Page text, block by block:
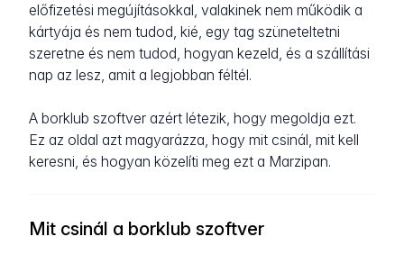
előfizetési megújításokkal, valakinek nem működik a
kártyája és nem tudod, kié, egy tag szüneteltetni
szeretne és nem tudod, hogyan kezeld, és a szállítási
nap az lesz, amit a legjobban féltél.
A borklub szoftver azért létezik, hogy megoldja ezt.
Ez az oldal azt magyarázza, hogy mit csinál, mit kell
keresni, és hogyan közelíti meg ezt a Marzipan.
Mit csinál a borklub szoftver